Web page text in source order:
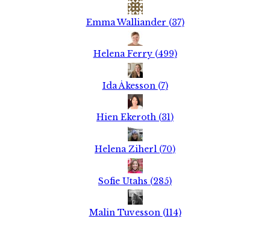
Emma Walliander (37)
Helena Ferry (499)
Ida Åkesson (7)
Hien Ekeroth (31)
Helena Ziherl (70)
Sofie Utahs (285)
Malin Tuvesson (114)